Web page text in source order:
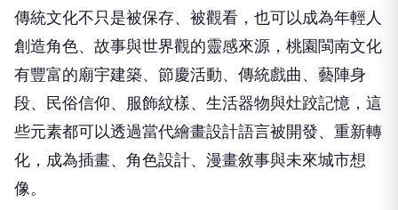
傳統文化不只是被保存、被觀看，也可以成為年輕人
創造角色、故事與世界觀的靈感來源，桃園閩南文化
有豐富的廟宇建築、節慶活動、傳統戲曲、藝陣身
段、民俗信仰、服飾紋樣、生活器物與灶跤記憶，這
些元素都可以透過當代繪畫設計語言被開發、重新轉
化，成為插畫、角色設計、漫畫敘事與未來城市想
像。